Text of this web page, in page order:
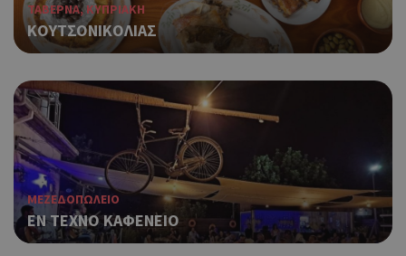
ΤΑΒΕΡΝΑ, ΚΥΠΡΙΑΚΗ
ΚΟΥΤΣΟΝΙΚΟΛΙΑΣ
ΜΕΖΕΔΟΠΩΛΕΙΟ
ΕΝ ΤΕΧΝΟ ΚΑΦΕΝΕΙΟ